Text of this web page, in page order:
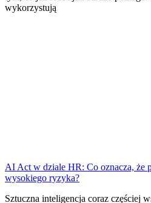
wykorzystują
AI Act w dziale HR: Co oznacza, że
wysokiego ryzyka?
Sztuczna inteligencja coraz częściej